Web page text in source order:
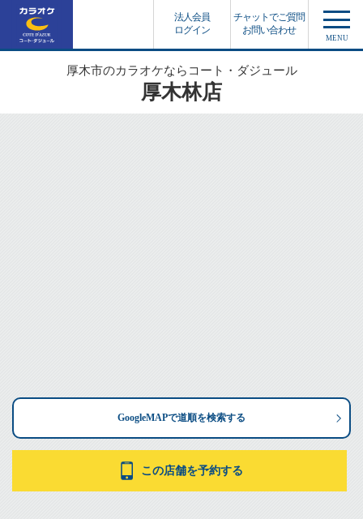
チャットでご質問
お問い合わせ
法人会員
ログイン
MENU
厚木市のカラオケならコート・ダジュール
厚木林店
GoogleMAPで道順を検索する
この店舗を予約する